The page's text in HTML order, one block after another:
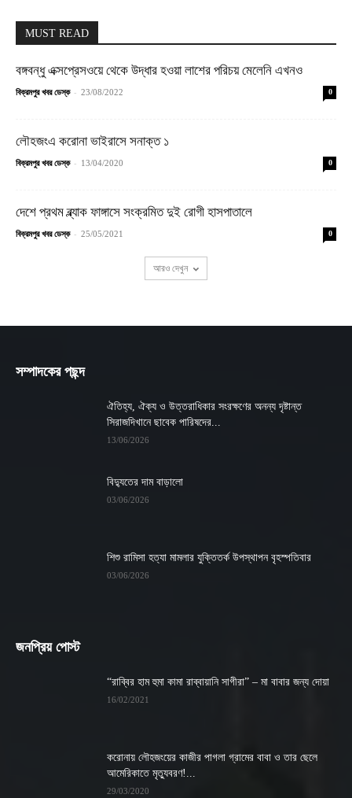
MUST READ
বঙ্গবন্ধু এক্সপ্রেসওয়ে থেকে উদ্ধার হওয়া লাশের পরিচয় মেলেনি এখনও
বিক্রমপুর খবর ডেস্ক - 23/08/2022 0
লৌহজংএ করোনা ভাইরাসে সনাক্ত ১
বিক্রমপুর খবর ডেস্ক - 13/04/2020 0
দেশে প্রথম ব্ল্যাক ফাঙ্গাসে সংক্রমিত দুই রোগী হাসপাতালে
বিক্রমপুর খবর ডেস্ক - 25/05/2021 0
আরও দেখুন
সম্পাদকের পছন্দ
ঐতিহ্য, ঐক্য ও উত্তরাধিকার সংরক্ষণের অনন্য দৃষ্টান্ত
সিরাজদিখানে ছাবেক পারিষদের...
13/06/2026
বিদ্যুতের দাম বাড়ালো
03/06/2026
শিশু রামিসা হত্যা মামলার যুক্তিতর্ক উপস্থাপন বৃহস্পতিবার
03/06/2026
জনপ্রিয় পোস্ট
“রাব্বির হাম হুমা কামা রাব্বায়ানি সাগীরা” – মা বাবার জন্য দোয়া
16/02/2021
করোনায় লৌহজংয়ের কাজীর পাগলা গ্রামের বাবা ও তার ছেলে
আমেরিকাতে মৃত্যুবরণ!...
29/03/2020